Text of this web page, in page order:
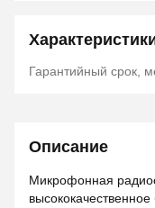
Гарантийный срок,
Описание
Микрофонная